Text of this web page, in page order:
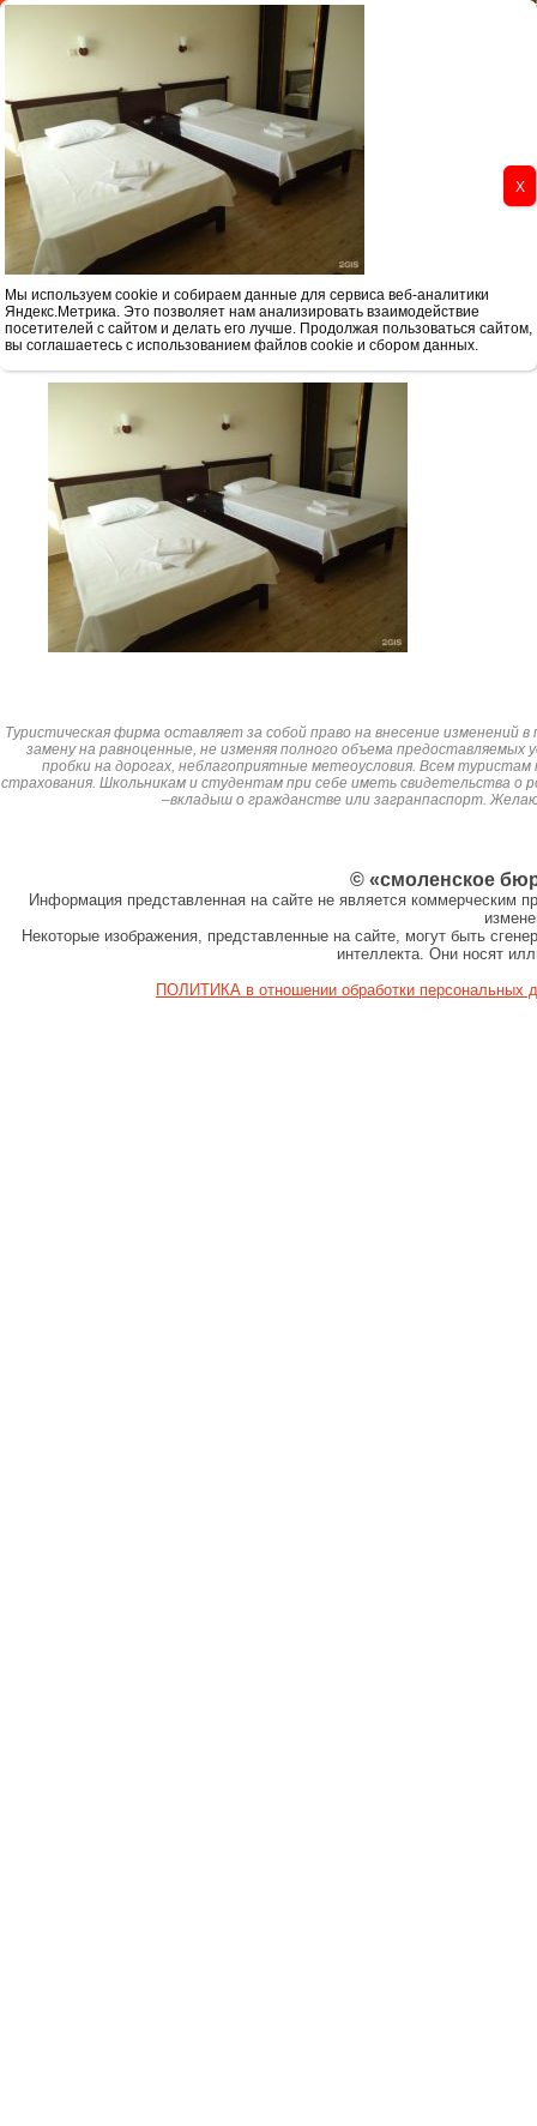
Реестровый номер туроператора РТО 025328 РТА 0019967 ПД 67-
Главная Туры в Смоленск Туры выходного дня из
Туристическая фирма оставляет за собой право на внесение изменений
замену на равноценные, не изменяя полного объема
пробки на дорогах, неблагоприятные метеоусловия. Всем
страхования. Школьникам и студентам при себе иметь свидетельства о
–вкладыш о гражданстве или загранпаспорт.
© «смоленское
Информация представленная на сайте не является коммерческим
Некоторые изображения, представленные на сайте, могут быть
интеллекта. Они носят
ПОЛИТИКА в отношении обработки
Мы используем cookie и собираем данные для сервиса веб-аналитики
Яндекс.Метрика. Это позволяет нам анализировать взаимодействие
посетителей с сайтом и делать его лучше. Продолжая пользоваться сайтом,
вы соглашаетесь с использованием файлов cookie и сбором данных.